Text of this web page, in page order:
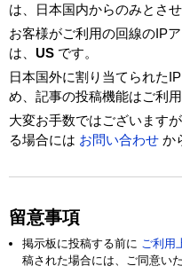
は、日本国内からのみとさ
お客様がご利用の回線のIP
は、 US です。
日本国外に割り当てられた
め、記事の投稿機能はご利
大変お手数ではございます
る場合には お問い合わせ か
留意事項
掲示板に投稿する前に ご利用
稿された場合には、ご同意い